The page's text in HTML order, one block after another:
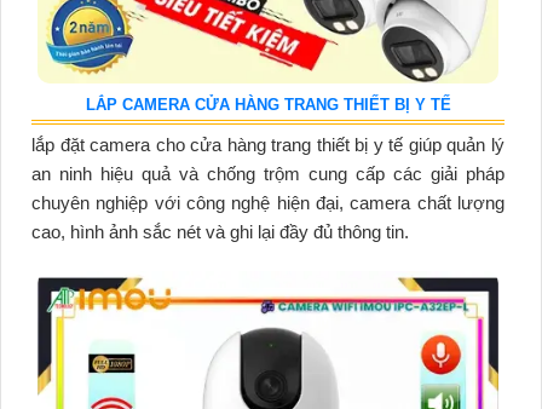
LẮP CAMERA CỬA HÀNG TRANG THIẾT BỊ Y TẾ
lắp đặt camera cho cửa hàng trang thiết bị y tế giúp quản lý
an ninh hiệu quả và chống trộm cung cấp các giải pháp
chuyên nghiệp với công nghệ hiện đại, camera chất lượng
cao, hình ảnh sắc nét và ghi lại đầy đủ thông tin.